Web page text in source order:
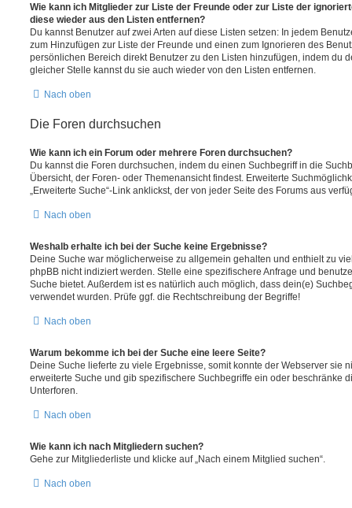
Wie kann ich Mitglieder zur Liste der Freunde oder zur Liste der
diese wieder aus den Listen entfernen?
Du kannst Benutzer auf zwei Arten auf diese Listen setzen: In jedem
zum Hinzufügen zur Liste der Freunde und einen zum Ignorieren des
persönlichen Bereich direkt Benutzer zu den Listen hinzufügen, indem du
gleicher Stelle kannst du sie auch wieder von den Listen entfernen.
Nach oben
Die Foren durchsuchen
Wie kann ich ein Forum oder mehrere Foren durchsuchen?
Du kannst die Foren durchsuchen, indem du einen Suchbegriff in die
Übersicht, der Foren- oder Themenansicht findest. Erweiterte
„Erweiterte Suche“-Link anklickst, der von jeder Seite des Forums aus
Nach oben
Weshalb erhalte ich bei der Suche keine Ergebnisse?
Deine Suche war möglicherweise zu allgemein gehalten und enthielt zu
phpBB nicht indiziert werden. Stelle eine spezifischere Anfrage und
Suche bietet. Außerdem ist es natürlich auch möglich, dass dein(e)
verwendet wurden. Prüfe ggf. die Rechtschreibung der Begriffe!
Nach oben
Warum bekomme ich bei der Suche eine leere Seite?
Deine Suche lieferte zu viele Ergebnisse, somit konnte der Webserver sie
erweiterte Suche und gib spezifischere Suchbegriffe ein oder beschränke
Unterforen.
Nach oben
Wie kann ich nach Mitgliedern suchen?
Gehe zur Mitgliederliste und klicke auf „Nach einem Mitglied suchen“.
Nach oben